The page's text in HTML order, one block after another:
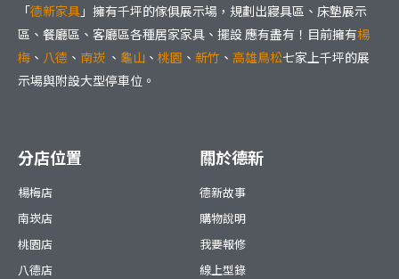
「德新家具 」擁有千坪的傢俱展示場，規劃出寢具區、床墊展示
區、餐廳區、客廳區各種居家家具、擺設 應有盡有！目前擁有楊
梅 、 八德 、 南崁 、 龜山 、 桃園 、 新竹 、 高雄鳥松七家上千坪的展
示場與附設大型停車位。
分店位置
楊梅店
南崁店
桃園店
八德店
關於德新
德新故事
購物說明
我要報修
線上型錄